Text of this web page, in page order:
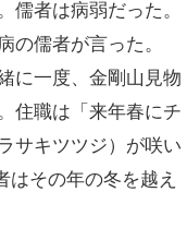
儒者は病弱だった。
の儒者が言った。
に一度、金剛山見物
住職は「来年春にチ
サキツツジ）が咲い
その年の冬を越え